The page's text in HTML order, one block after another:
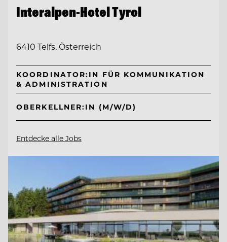
Interalpen-Hotel Tyrol
6410 Telfs, Österreich
KOORDINATOR:IN FÜR KOMMUNIKATION
& ADMINISTRATION
OBERKELLNER:IN (M/W/D)
Entdecke alle Jobs